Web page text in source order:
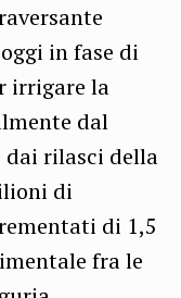
in fase di
irrigare la
dal
dai rilasci della
di
di 1,5
fra le